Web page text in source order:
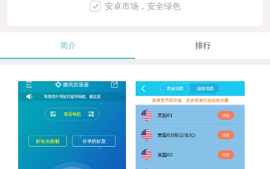
安卓市场，安全绿色
简介 排行